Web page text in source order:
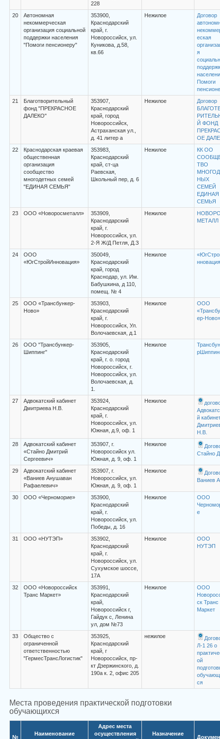
228
20
Автономная
некоммерческая
организация социальной
поддержки населения
"Помоги пенсионеру"
353900,
Краснодарский
край, г.
Новороссийск, ул.
Куникова, д.58,
кв.66
Нежилое
Договор
еская
я
Помоги
21
Благотворительный
фонд "ПРЕКРАСНОЕ
ДАЛЕКО"
353907,
Краснодарский
край, город
Новороссийск,
Астраханская ул.,
д. 41 литер а
Нежилое
Договор
Й ФОНД
ОЕ
22
Краснодарская краевая
общественная
организация
сообщество
многодетных семей
"ЕДИНАЯ СЕМЬЯ"
353983,
Краснодарский
край, ст-ца
Раевская,
Школьный пер, д. 6
Нежилое
КК ОО
ТВО
НЫХ
СЕМЕЙ
ЕДИНАЯ
СЕМЬЯ
23
ООО «Новоросметалл»
353909,
Краснодарский
край, г.
Новороссийск, ул.
2-Я Ж/Д Петля, Д.З
Нежилое
МЕТАЛЛ
24
ООО
«ЮгСтройИнновация»
350049,
Краснодарский
край, город
Краснодар, ул. Им.
Бабушкина, д 110,
помещ. № 4
Нежилое
25
ООО «Трансбункер-
Ново»
353903,
Краснодарский
край, г.
Новороссийск, Ул.
Волочаевская, д.1
Нежилое
ООО
ер-Ново»
26
ООО "Трансбункер-
Шиппинг"
353905,
Краснодарский
край, г. о. город
Новороссийск, г.
Новороссийск, ул.
Волочаевская, д.
1.
Нежилое
27
Адвокатский кабинет
Дмитриева Н.В.
353924,
Краснодарский
край, г.
Новороссийск, ул.
Южная, д.9, оф. 1
Нежилое
й
Н.В.
28
Адвокатский кабинет
«Стайно Дмитрий
Сергеевич»
353907, г.
Новороссийск ул.
Южная, д. 9, оф. 1
Нежилое
Стайно
29
Адвокатский кабинет
«Ваниев Анушаван
Рафаелевич»
353907, г.
Новороссийск, ул.
Южная, д. 9, оф. 1
Нежилое
Ваниев
30 ООО «Черноморие»
353900,
Краснодарский
край, г.
Новороссийск, ул.
Победы, д. 16
Нежилое
ООО
е
31 ООО «НУТЭП»
353902,
Краснодарский
край, г.
Новороссийск, ул.
Сухумское шоссе,
17А
Нежилое
ООО
НУТЭП
32
ООО «Новороссийск
Транс Маркет»
353991,
Краснодарский
край,
Новороссийск г,
Гайдук с, Ленина
ул, дом №73
Нежилое
ООО
ск Транс
Маркет
33
Общество с
ограниченной
ответственностью
"ГермесТрансЛогистик"
353925,
Краснодарский
край, г
Новороссийск, пр-
кт Дзержинского, д.
190а к. 2, офис 205
нежилое
Л-1 26 о
ой
ся
Места проведения практической подготовки
обучающихся
№
Наименование
Адрес места
осуществления
Назначение